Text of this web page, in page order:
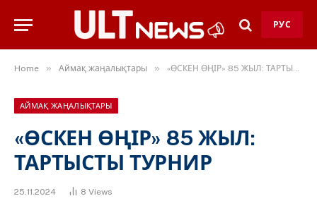
РУС
Home » Аймақ жаңалықтары » «ӨСКЕН ӨҢІР» 85 ЖЫЛ: ТАРТЫСТЫ ТУРНИР
АЙМАҚ ЖАҢАЛЫҚТАРЫ
«ӨСКЕН ӨҢІР» 85 ЖЫЛ:
ТАРТЫСТЫ ТУРНИР
25.11.2024 8 Views